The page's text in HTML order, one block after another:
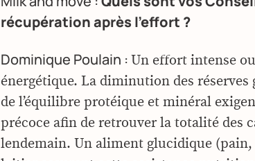
récupération après l’effort ?
Dominique Poulain : Un effort intense
énergétique. La diminution des
de l’équilibre protéique et minéral
précoce afin de retrouver la totalité des
lendemain. Un aliment glucidique